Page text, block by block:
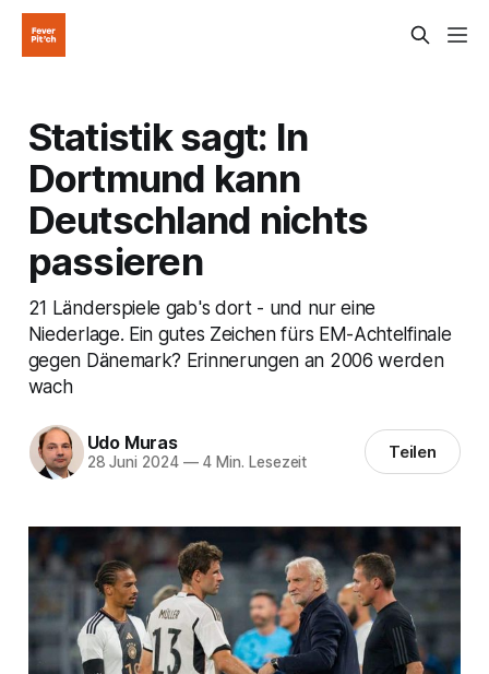
Statistik sagt: In
Dortmund kann
Deutschland nichts
passieren
21 Länderspiele gab's dort - und nur eine
Niederlage. Ein gutes Zeichen fürs EM-Achtelfinale
gegen Dänemark? Erinnerungen an 2006 werden
wach
Udo Muras
28 Juni 2024 —4 Min. Lesezeit Teilen